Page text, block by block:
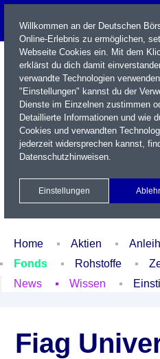
Name / WKN / ISIN / Kürzel
Xetra Realtime
Watchlist
Home Aktien
Fonds
Rohstoffe
News
Wissen
Fiag
Willkommen an der Deutschen
Online-Erlebnis zu ermöglichen,
Webseite Cookies ein. Mit dem
erklärst du dich damit
verwandte Technologien
"Einstellungen" kannst du der
Dienste im Einzelnen zustimmen
Detaillierte Informationen und wie
Cookies und verwandten
jederzeit widersprechen kannst,
Datenschutzhinweisen.
Einstellungen